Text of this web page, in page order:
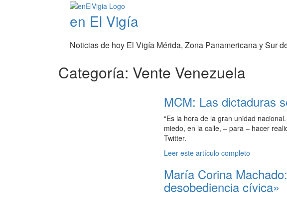
en El Vigía
Noticias de hoy El Vigía Mérida, Zona Panamericana y Sur
Categoría: Vente Venezuela
MCM: Las dictaduras
“Es la hora de la gran unidad
miedo, en la calle, – para – hacer
Twitter.
Leer este artículo completo
María Corina
desobediencia cívica»